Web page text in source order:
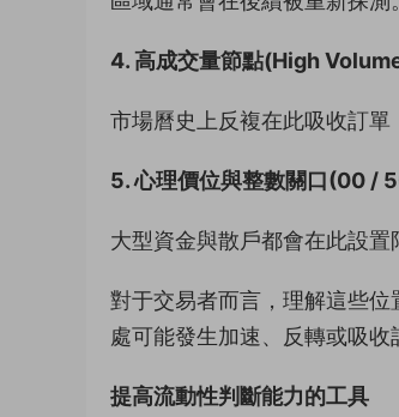
4. 高成交量節點(High
市場曆史上反複在此吸收訂單
5. 心理價位與整數關口(00 /
大型資金與散戶都會在此設置
對于交易者而言，理解這些
處可能發生加速、反轉或吸收
提高流動性判斷能力的工具